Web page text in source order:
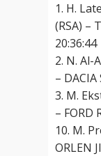
1. H.
(RSA) –
20:36:44
2. N. Al-
– DACIA
3. M.
– FORD
10. M.
ORLEN